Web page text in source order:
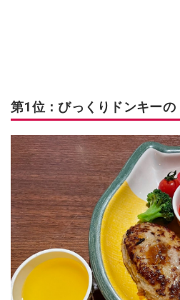
第1位：びっくりドンキーの